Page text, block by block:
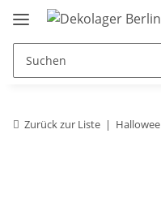
Zurück zur Liste